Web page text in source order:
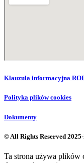
Klauzula informacyjna
Polityka plików cookies
Dokumenty
© All Rights Reserved
Ta strona używa plików